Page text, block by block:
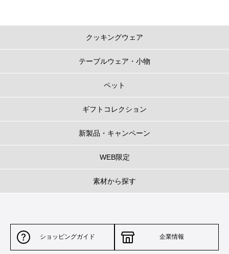
クッキングウェア
テーブルウェア・小物
ペット
ギフトコレクション
新製品・キャンペーン
WEB限定
素材から探す
ショッピングガイド 企業情報